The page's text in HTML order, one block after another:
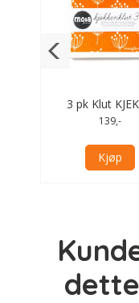
3 pk Klut
orange
139,-
Kjøp